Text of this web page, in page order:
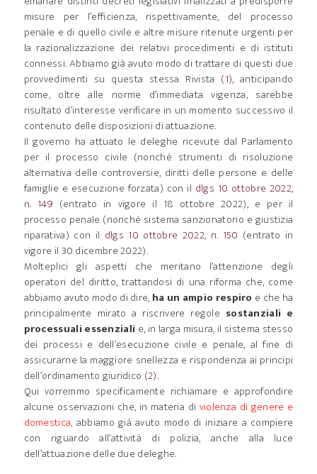
misure per l’efficienza, rispettivamente, del processo
penale e di quello civile e altre misure ritenute urgenti per
la razionalizzazione dei relativi procedimenti e di istituti
connessi. Abbiamo già avuto modo di trattare di questi due
provvedimenti su questa stessa Rivista (1), anticipando
come, oltre alle norme d’immediata vigenza, sarebbe
risultato d’interesse verificare in un momento successivo il
contenuto delle disposizioni di attuazione.
Il governo ha attuato le deleghe ricevute dal Parlamento
per il processo civile (nonché strumenti di risoluzione
alternativa delle controversie, diritti delle persone e delle
famiglie e esecuzione forzata) con il dlgs 10 ottobre 2022,
n. 149 (entrato in vigore il 18 ottobre 2022), e per il
processo penale (nonché sistema sanzionatorio e giustizia
riparativa) con il dlgs 10 ottobre 2022, n. 150 (entrato in
vigore il 30 dicembre 2022).
Molteplici gli aspetti che meritano l’attenzione degli
operatori del diritto, trattandosi di una riforma che, come
abbiamo avuto modo di dire, ha un ampio respiro e che ha
principalmente mirato a riscrivere regole sostanziali e
processuali essenziali e, in larga misura, il sistema stesso
dei processi e dell’esecuzione civile e penale, al fine di
assicurarne la maggiore snellezza e rispondenza ai principi
dell’ordinamento giuridico (2).
Qui vorremmo specificamente richiamare e approfondire
alcune osservazioni che, in materia di violenza di genere e
domestica, abbiamo già avuto modo di iniziare a compiere
con riguardo all’attività di polizia, anche alla luce
dell’attuazione delle due deleghe.